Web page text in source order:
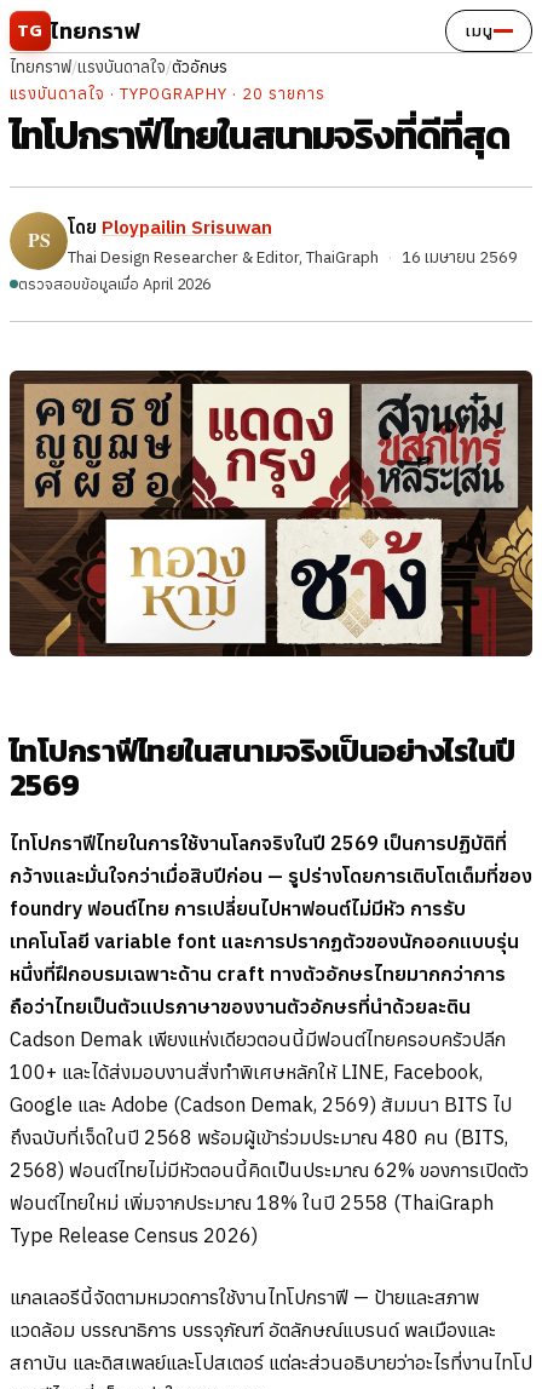
ข้ามไปยังเนื้อหา
TG ไทยกราฟ เมนู
ไทยกราฟ/แรงบันดาลใจ/ตัวอักษร
แรงบันดาลใจ · TYPOGRAPHY · 20 รายการ
ไทโปกราฟีไทยในสนามจริงที่ดีที่สุด
โดย Ploypailin Srisuwan
Thai Design Researcher & Editor, ThaiGraph · 16 เมษายน 2569
ตรวจสอบข้อมูลเมื่อ April 2026
ไทโปกราฟีไทยในสนามจริงเป็นอย่างไรในปี
2569
ไทโปกราฟีไทยในการใช้งานโลกจริงในปี 2569 เป็นการปฏิบัติที่
กว้างและมั่นใจกว่าเมื่อสิบปีก่อน — รูปร่างโดยการเติบโตเต็มที่ของ
foundry ฟอนต์ไทย การเปลี่ยนไปหาฟอนต์ไม่มีหัว การรับ
เทคโนโลยี variable font และการปรากฏตัวของนักออกแบบรุ่น
หนึ่งที่ฝึกอบรมเฉพาะด้าน craft ทางตัวอักษรไทยมากกว่าการ
ถือว่าไทยเป็นตัวแปรภาษาของงานตัวอักษรที่นำด้วยละติน
Cadson Demak เพียงแห่งเดียวตอนนี้มีฟอนต์ไทยครอบครัวปลีก
100+ และได้ส่งมอบงานสั่งทำพิเศษหลักให้ LINE, Facebook,
Google และ Adobe (Cadson Demak, 2569) สัมมนา BITS ไป
ถึงฉบับที่เจ็ดในปี 2568 พร้อมผู้เข้าร่วมประมาณ 480 คน (BITS,
2568) ฟอนต์ไทยไม่มีหัวตอนนี้คิดเป็นประมาณ 62% ของการเปิดตัว
ฟอนต์ไทยใหม่ เพิ่มจากประมาณ 18% ในปี 2558 (ThaiGraph
Type Release Census 2026)
แกลเลอรีนี้จัดตามหมวดการใช้งานไทโปกราฟี — ป้ายและสภาพ
แวดล้อม บรรณาธิการ บรรจุภัณฑ์ อัตลักษณ์แบรนด์ พลเมืองและ
สถาบัน และดิสเพลย์และโปสเตอร์ แต่ละส่วนอธิบายว่าอะไรที่งานไทโป